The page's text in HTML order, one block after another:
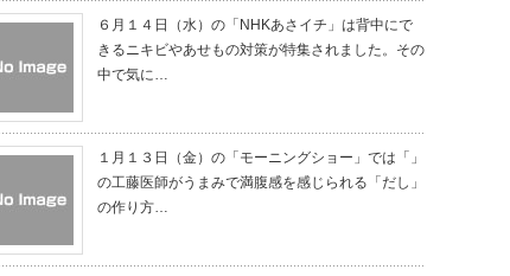
６月１４日（水）の「NHKあさイチ」は背中にで
きるニキビやあせもの対策が特集されました。その
中で気に…
１月１３日（金）の「モーニングショー」では「」
の工藤医師がうまみで満腹感を感じられる「だし」
の作り方…